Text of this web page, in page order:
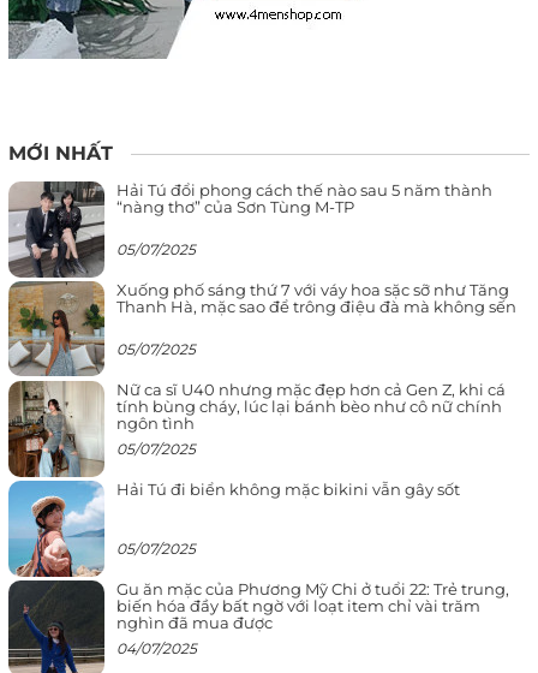
MỚI NHẤT
Hải Tú đổi phong cách thế nào sau 5 năm thành
“nàng thơ” của Sơn Tùng M-TP
05/07/2025
Xuống phố sáng thứ 7 với váy hoa sặc sỡ như Tăng
Thanh Hà, mặc sao để trông điệu đà mà không sến
05/07/2025
Nữ ca sĩ U40 nhưng mặc đẹp hơn cả Gen Z, khi cá
tính bùng cháy, lúc lại bánh bèo như cô nữ chính
ngôn tình
05/07/2025
Hải Tú đi biển không mặc bikini vẫn gây sốt
05/07/2025
Gu ăn mặc của Phương Mỹ Chi ở tuổi 22: Trẻ trung,
biến hóa đầy bất ngờ với loạt item chỉ vài trăm
nghìn đã mua được
04/07/2025